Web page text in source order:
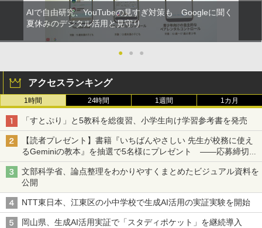
AIで自由研究、YouTubeの見すぎ対策も Googleに聞く
夏休みのデジタル活用と見守り
● ● ●
アクセスランキング
1時間 24時間 1週間 1カ月
「すとぷり」と5教科を総復習、小学生向け学習参考書を発売
【読者プレゼント】書籍『いちばんやさしい 先生が校務に使え
るGeminiの教本』を抽選で5名様にプレゼント ――応募締切は
2026年8月12日（水）まで
文部科学省、論点整理をわかりやすくまとめたビジュアル資料を
公開
NTT東日本、江東区の小中学校で生成AI活用の実証実験を開始
岡山県、生成AI活用実証で「スタディポケット」を継続導入